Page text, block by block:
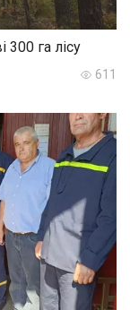
300 га лісу
611